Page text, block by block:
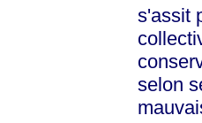
s'assit
selon